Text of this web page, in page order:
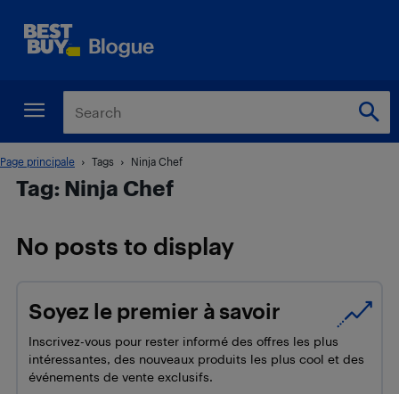
Page principale Tags Ninja Chef
Tag: Ninja Chef
No posts to display
Soyez le premier à savoir
Inscrivez-vous pour rester informé des offres les plus
intéressantes, des nouveaux produits les plus cool et des
événements de vente exclusifs.